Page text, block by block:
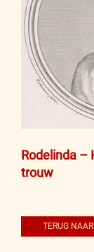
Bericht
navigatie
Rodelinda –
trouw
TERUG